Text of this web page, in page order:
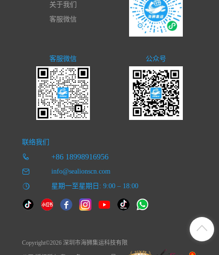
关于我们
客服微信
客服微信 公众号
联络我们
+86 18998916956
info@sealionscn.com
星期一至星期日: 9:00 – 18:00
Copyright©2026 深圳市海狮集运科技有限